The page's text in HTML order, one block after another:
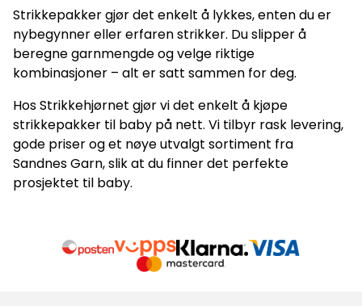
Strikkepakker gjør det enkelt å lykkes, enten du er
nybegynner eller erfaren strikker. Du slipper å
beregne garnmengde og velge riktige
kombinasjoner – alt er satt sammen for deg.
Hos Strikkehjørnet gjør vi det enkelt å kjøpe
strikkepakker til baby på nett. Vi tilbyr rask levering,
gode priser og et nøye utvalgt sortiment fra
Sandnes Garn, slik at du finner det perfekte
prosjektet til baby.